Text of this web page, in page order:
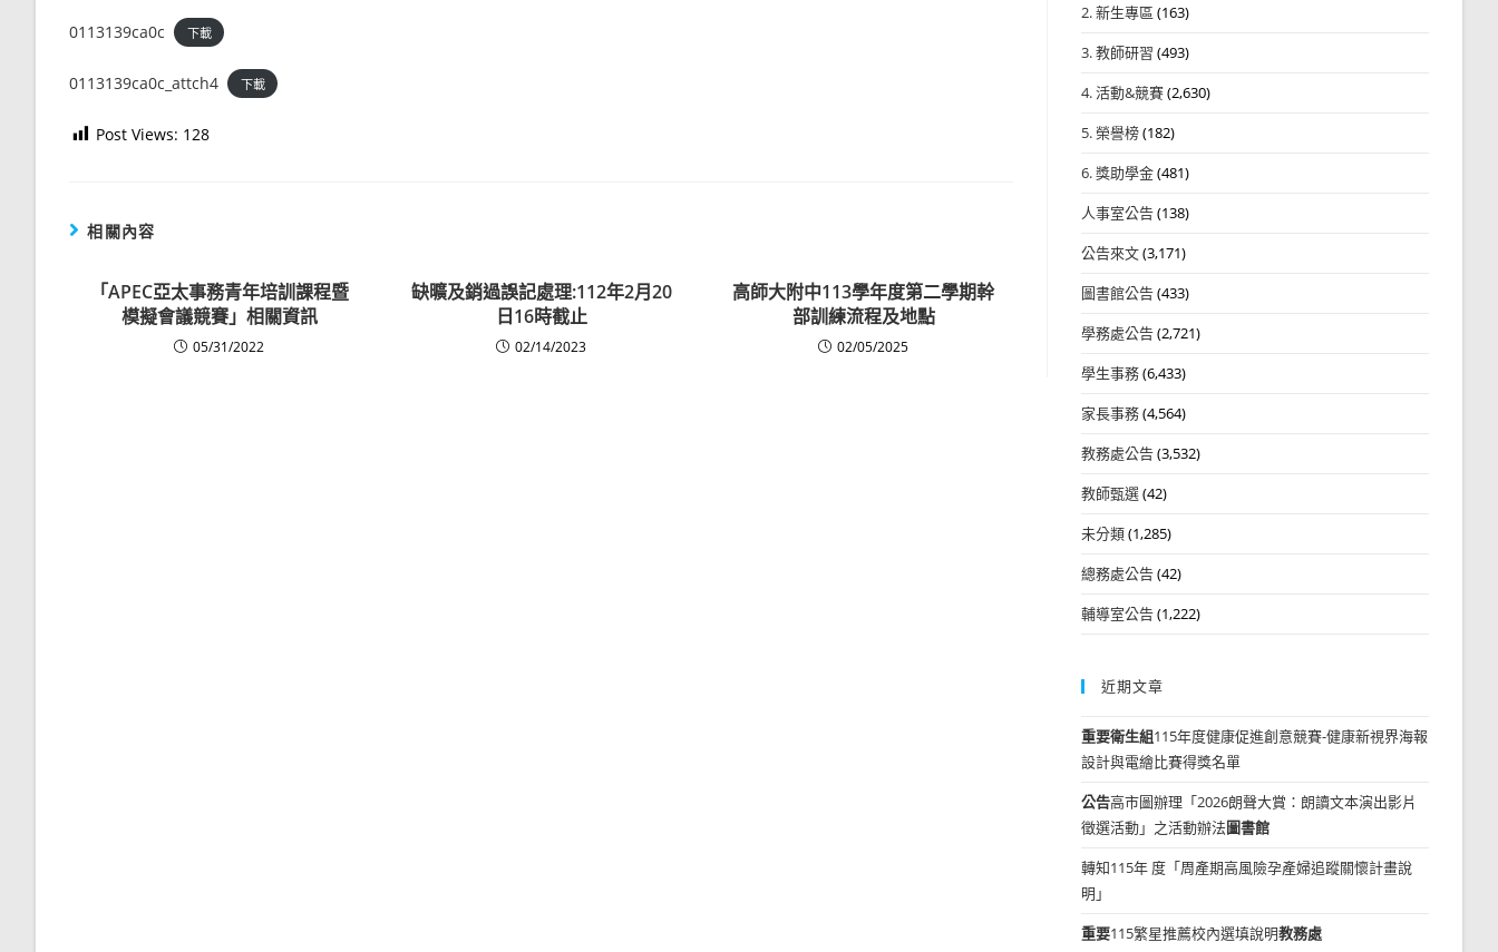
0113139ca0c 下載
0113139ca0c_attch4 下載
Post Views: 128
相關內容
「APEC亞太事務青年培訓課程暨
模擬會議競賽」相關資訊
05/31/2022
缺曠及銷過誤記處理:112年2月20
日16時截止
02/14/2023
高師大附中113學年度第二學期幹
部訓練流程及地點
02/05/2025
2. 新生專區 (163)
3. 教師研習 (493)
4. 活動&競賽(2,630)
5. 榮譽榜(182)
6. 獎助學金(481)
人事室公告(138)
公告來文(3,171)
圖書館公告(433)
學務處公告(2,721)
學生事務(6,433)
家長事務(4,564)
教務處公告(3,532)
教師甄選(42)
未分類(1,285)
總務處公告(42)
輔導室公告(1,222)
近期文章
重要衛生組115年度健康促進創意競賽-健康新視界海報
設計與電繪比賽得獎名單
公告高市圖辦理「2026朗聲大賞：朗讀文本演出影片
徵選活動」之活動辦法圖書館
轉知115年 度「周產期高風險孕產婦追蹤關懷計畫說
明」
重要115繁星推薦校內選填說明教務處